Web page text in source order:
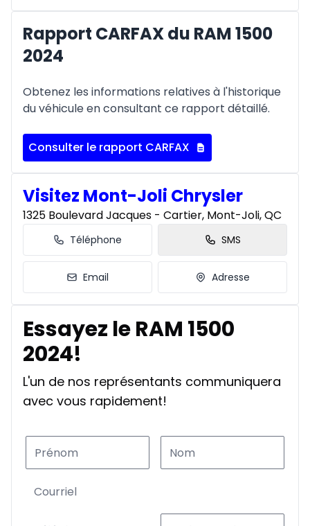
Rapport CARFAX du RAM 1500
2024
Obtenez les informations relatives à l'historique
du véhicule en consultant ce rapport détaillé.
Consulter le rapport CARFAX
Visitez Mont-Joli Chrysler
1325 Boulevard Jacques - Cartier, Mont-Joli, QC
Téléphone SMS
Email Adresse
Essayez le RAM 1500
2024!
L'un de nos représentants communiquera
avec vous rapidement!